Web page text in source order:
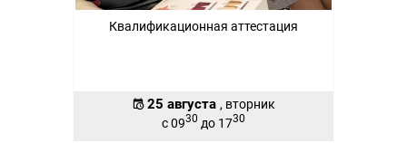
Квалификационная аттестация
25 августа , вторник
с 0930 до 1730